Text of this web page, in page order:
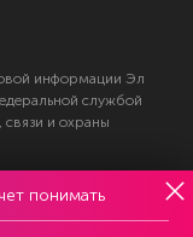
информации Эл
службой
и охраны
понимать